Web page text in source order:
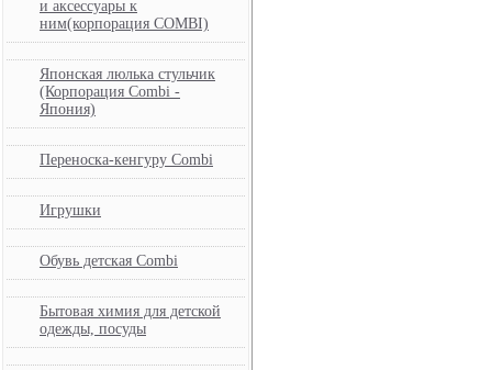
и аксессуары к
ним(корпорация COMBI)
Японская люлька стульчик
(Корпорация Combi -
Япония)
Переноска-кенгуру Combi
Игрушки
Обувь детская Combi
Бытовая химия для детской
одежды, посуды